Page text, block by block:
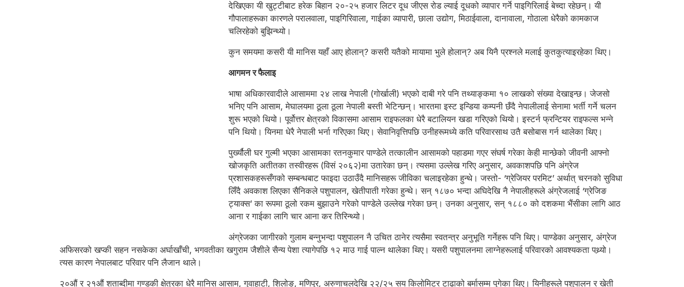
देखिएका यी खुट्टीबाट हरेक बिहान २०-२५ हजार लिटर दूध जीएस रोड ल्याई दूधको व्यापार गर्ने पाइगिरिलाई बेच्दा रहेछन्। यी
गौपालाहरूका कारणले परालवाला, पाइगिरिवाला, गाईका व्यापारी, छाला उद्योग, मिठाईवाला, दानावाला, गोठाला धेरैको कामकाज
चलिरहेको बुझिन्थ्यो।
कुन समयमा कसरी यी मानिस यहाँ आए होलान्? कसरी यतैको मायामा भुले होलान्? अब यिनै प्रश्नले मलाई कुतकुत्याइरहेका थिए।
आगमन र फैलाइ
भाषा अधिकारवादीले आसाममा २४ लाख नेपाली (गोर्खाली) भएको दाबी गरे पनि तथ्याङ्कमा १० लाखको संख्या देखाइन्छ। जेजसो
भनिए पनि आसाम, मेघालयमा ठूला ठूला नेपाली बस्ती भेटिन्छन्। भारतमा इस्ट इन्डिया कम्पनी छँदै नेपालीलाई सेनामा भर्ती गर्ने चलन
शुरू भएको थियो। पूर्वोत्तर क्षेत्रको विकासमा आसाम राइफलका धेरै बटालियन खडा गरिएको थियो। इस्टर्न फ्रन्टियर राइफल्स भन्ने
पनि थियो। यिनमा धेरै नेपाली भर्ना गरिएका थिए। सेवानिवृत्तिपछि उनीहरूमध्ये कति परिवारसाथ उतै बसोबास गर्न थालेका थिए।
पुर्ख्यौली घर गुल्मी भएका आसामका रतनकुमार पाण्डेले तत्कालीन आसामको पहाडमा गएर संघर्ष गरेका केही मान्छेको जीवनी आफ्नो
खोजकृति अतीतका तस्वीरहरू (विसं २०६२)मा उतारेका छन्। त्यसमा उल्लेख गरिए अनुसार, अवकाशपछि पनि अंग्रेज
प्रशासकहरूसँगको सम्बन्धबाट फाइदा उठाउँदै मानिसहरू जीविका चलाइरहेका हुन्थे। जस्तो- ‘ग्रेजियर परमिट’ अर्थात् चरनको सुविधा
लिँदै अवकाश लिएका सैनिकले पशुपालन, खेतीपाती गरेका हुन्थे। सन् १८७० भन्दा अघिदेखि नै नेपालीहरूले अंग्रेजलाई ‘ग्रेजिङ
ट्याक्स’ का रूपमा ठूलो रकम बुझाउने गरेको पाण्डेले उल्लेख गरेका छन्। उनका अनुसार, सन् १८८० को दशकमा भैंसीका लागि आठ
आना र गाईका लागि चार आना कर तिरिन्थ्यो।
अंग्रेजका जागीरको गुलाम बन्नुभन्दा पशुपालन नै उचित ठानेर त्यसैमा स्वतन्त्र अनुभूति गर्नेहरू पनि थिए। पाण्डेका अनुसार, अंग्रेज
अफिसरको खप्की सहन नसकेका अर्घाखाँची, भगवतीका खगुराम जैशीले सैन्य पेशा त्यागेपछि १२ माउ गाई पाल्न थालेका थिए। यसरी पशुपालनमा लाग्नेहरूलाई परिवारको आवश्यकता पथ्र्यो।
त्यस कारण नेपालबाट परिवार पनि लैजान थाले।
२०औं र २१औं शताब्दीमा गण्डकी क्षेत्रका धेरै मानिस आसाम, गुवाहाटी, शिलोङ, मणिपुर, अरुणाचलदेखि २२/२५ सय किलोमिटर टाढाको बर्मासम्म पुगेका थिए। यिनीहरूले पशुपालन र खेती